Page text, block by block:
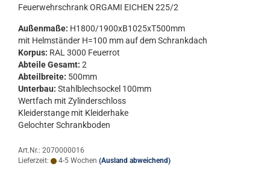
Feu­er­wehr­schrank OR­GA­MI EI­CHEN 225/2
Au­ßen­ma­ße: H1800/1900xB1025xT500mm
mit Helm­stän­der H=100 mm auf dem Schrank­dach
Kor­pus: RAL 3000 Feu­er­rot
Ab­tei­le Ge­samt: 2
Ab­teil­brei­te: 500mm
Un­ter­bau: Stahl­blech­so­ckel 100mm
Wert­fach mit Zy­lin­der­schloss
Klei­der­stan­ge mit Klei­der­ha­ke
Ge­loch­ter Schrank­bo­den
Art.Nr.: 2070000016
Lieferzeit:
4-5 Wochen (Ausland abweichend)